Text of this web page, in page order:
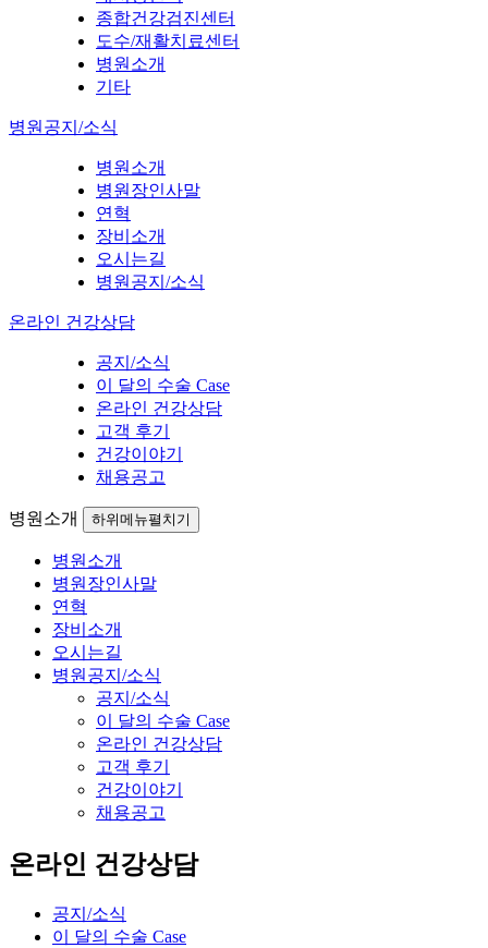
종합건강검진센터
도수/재활치료센터
병원소개
기타
병원공지/소식
병원소개
병원장인사말
연혁
장비소개
오시는길
병원공지/소식
온라인 건강상담
공지/소식
이 달의 수술 Case
온라인 건강상담
고객 후기
건강이야기
채용공고
병원소개 하위메뉴펼치기
병원소개
병원장인사말
연혁
장비소개
오시는길
병원공지/소식
공지/소식
이 달의 수술 Case
온라인 건강상담
고객 후기
건강이야기
채용공고
온라인 건강상담
공지/소식
이 달의 수술 Case